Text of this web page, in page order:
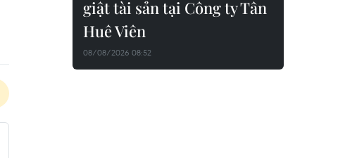
giật tài sản tại Công ty Tân
Huê Viên
08/08/2026 08:52